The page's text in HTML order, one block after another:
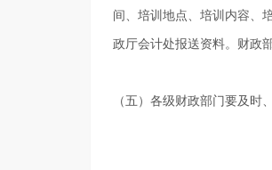
间、培训地点、培训内容、
政厅会计处报送资料。财政
（五）各级财政部门要及时